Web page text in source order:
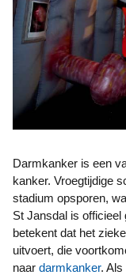
Darmkanker is een van de meest voorkomende vormen van
kanker. Vroegtijdige
stadium opsporen,
St Jansdal is
betekent dat het
uitvoert, die
naar darmkanker. Als